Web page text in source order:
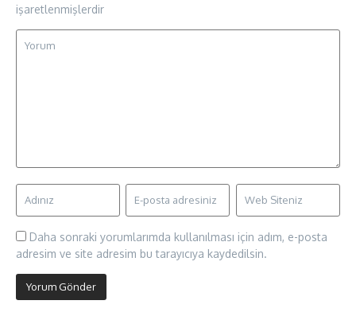
işaretlenmişlerdir
Daha sonraki yorumlarımda kullanılması için adım, e-posta
adresim ve site adresim bu tarayıcıya kaydedilsin.